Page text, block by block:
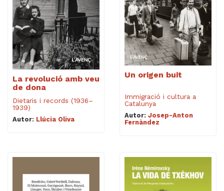
La revolució amb veu
de dona
Dietaris i records (1936–
1939)
Autor: Llúcia Oliva
Un origen buit
Immigració i cultura a
Catalunya
Autor: Josep-Anton
Fernàndez